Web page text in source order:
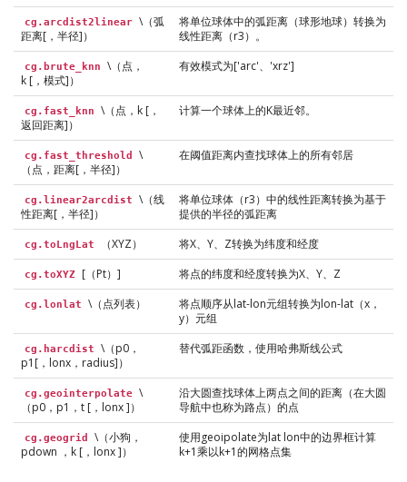
cg.arcdist2linear \（弧
距离[，半径]）
将单位球体中的弧距离（球形地球）转换为
线性距离（r3）。
cg.brute_knn
\（点，
k [，模式]）
有效模式为['arc'、'xrz']
cg.fast_knn
\（点，k [，
返回距离]）
计算一个球体上的K最近邻。
cg.fast_threshold
\
（点，距离[，半径]）
在阈值距离内查找球体上的所有邻居
cg.linear2arcdist
\（线
性距离[，半径]）
将单位球体（r3）中的线性距离转换为基于
提供的半径的弧距离
cg.toLngLat （XYZ） 将X、Y、Z转换为纬度和经度
cg.toXYZ [（Pt）] 将点的纬度和经度转换为X、Y、Z
cg.lonlat \（点列表）
将点顺序从lat-lon元组转换为lon-lat（x，
y）元组
cg.harcdist
\（p0，
p1[，lonx，radius]）
替代弧距函数，使用哈弗斯线公式
cg.geointerpolate \
（p0，p1，t [，lonx ]）
沿大圆查找球体上两点之间的距离（在大圆
导航中也称为路点）的点
cg.geogrid
\（小狗，
pdown ，k [，lonx ]）
使用geoipolate为lat lon中的边界框计算
k+1乘以k+1的网格点集